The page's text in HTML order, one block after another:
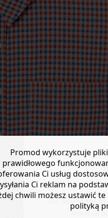
Do you want
Promod wykorzystuje
prawidłowego
Ci usług
Ci reklam na
chwili możesz ustawić
polityką